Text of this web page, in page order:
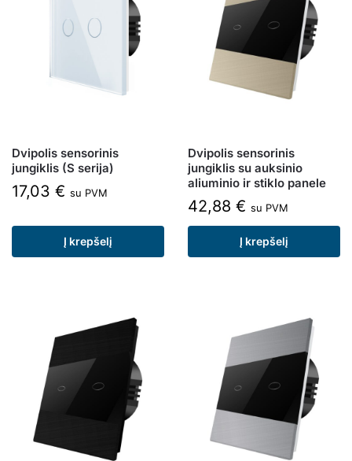
Dvipolis sensorinis
jungiklis (S serija)
17,03 € su PVM
Į krepšelį
Dvipolis sensorinis
jungiklis su auksinio
aliuminio ir stiklo panele
42,88 € su PVM
Į krepšelį